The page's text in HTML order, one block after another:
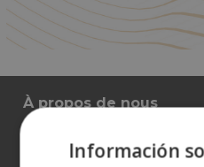
À propos de nous
Nos produitsInformación